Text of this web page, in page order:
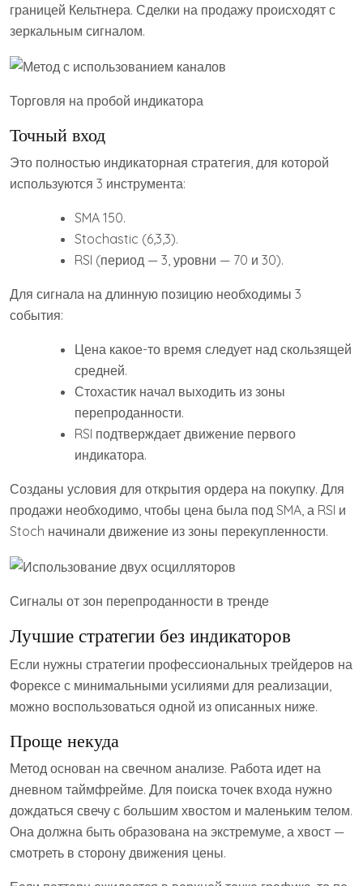
границей Кельтнера. Сделки на продажу происходят с
зеркальным сигналом.
Торговля на пробой индикатора
Точный вход
Это полностью индикаторная стратегия, для которой
используются 3 инструмента:
SMA 150.
Stochastic (6,3,3).
RSI (период — 3, уровни — 70 и 30).
Для сигнала на длинную позицию необходимы 3
события:
Цена какое-то время следует над скользящей
средней.
Стохастик начал выходить из зоны
перепроданности.
RSI подтверждает движение первого
индикатора.
Созданы условия для открытия ордера на покупку. Для
продажи необходимо, чтобы цена была под SMA, а RSI и
Stoch начинали движение из зоны перекупленности.
Сигналы от зон перепроданности в тренде
Лучшие стратегии без индикаторов
Если нужны стратегии профессиональных трейдеров на
Форексе с минимальными усилиями для реализации,
можно воспользоваться одной из описанных ниже.
Проще некуда
Метод основан на свечном анализе. Работа идет на
дневном таймфрейме. Для поиска точек входа нужно
дождаться свечу с большим хвостом и маленьким телом.
Она должна быть образована на экстремуме, а хвост —
смотреть в сторону движения цены.